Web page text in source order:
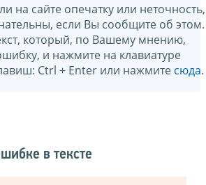
на сайте опечатку или неточность,
если Вы сообщите об этом.
который, по Вашему мнению,
и нажмите на клавиатуре
Ctrl + Enter или нажмите сюда.
в тексте